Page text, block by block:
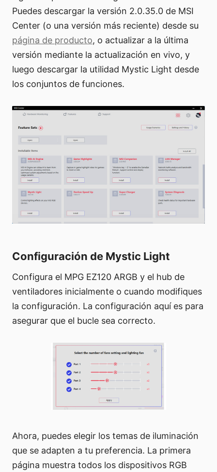
Puedes descargar la versión 2.0.35.0 de MSI
Center (o una versión más reciente) desde su
página de producto, o actualizar a la última
versión mediante la actualización en vivo, y
luego descargar la utilidad Mystic Light desde
los conjuntos de funciones.
Configuración de Mystic Light
Configura el MPG EZ120 ARGB y el hub de
ventiladores inicialmente o cuando modifiques
la configuración. La configuración aquí es para
asegurar que el bucle sea correcto.
Ahora, puedes elegir los temas de iluminación
que se adapten a tu preferencia. La primera
página muestra todos los dispositivos RGB